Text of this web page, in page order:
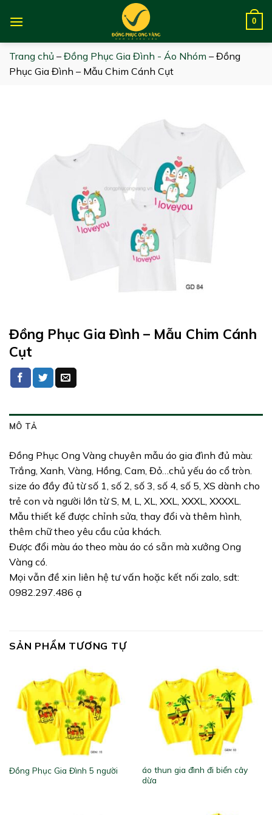
0
Trang chủ – Đồng Phục Gia Đình - Áo Nhóm – Đồng
Phục Gia Đình – Mẫu Chim Cánh Cụt
Đồng Phục Gia Đình – Mẫu Chim Cánh
Cụt
MÔ TẢ
Đồng Phục Ong Vàng chuyên mẫu áo gia đình đủ màu:
Trắng, Xanh, Vàng, Hồng, Cam, Đỏ…chủ yếu áo cổ tròn.
size áo đầy đủ từ số 1, số 2, số 3, số 4, số 5, XS dành cho
trẻ con và người lớn từ S, M, L, XL, XXL, XXXL, XXXXL.
Mẫu thiết kế được chỉnh sửa, thay đổi và thêm hình,
thêm chữ theo yêu cầu của khách.
Được đổi màu áo theo màu áo có sẵn mà xưởng Ong
Vàng có.
Mọi vẫn đề xin liên hệ tư vấn hoặc kết nối zalo, sdt:
0982.297.486 ạ
SẢN PHẨM TƯƠNG TỰ
Đồng Phục Gia Đình 5 người
áo thun gia đình đi biển cây
dừa